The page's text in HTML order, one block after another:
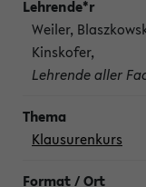
Weiler,
Kinskofer,
Lehrende aller
Klausurenkurs